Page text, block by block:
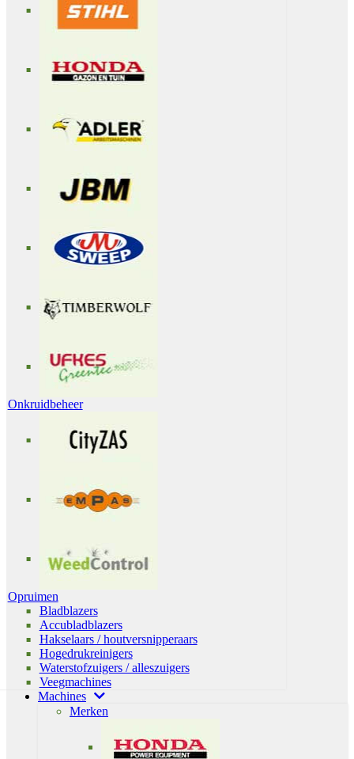
Onkruidbeheer
Opruimen
Bladblazers
Accubladblazers
Hakselaars / houtversnipperaars
Hogedrukreinigers
Waterstofzuigers / alleszuigers
Veegmachines
Machines
Merken